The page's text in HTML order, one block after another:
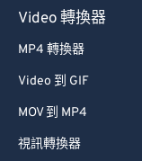
Video 轉換器
MP4 轉換器
Video 到 GIF
MOV 到 MP4
視訊轉換器